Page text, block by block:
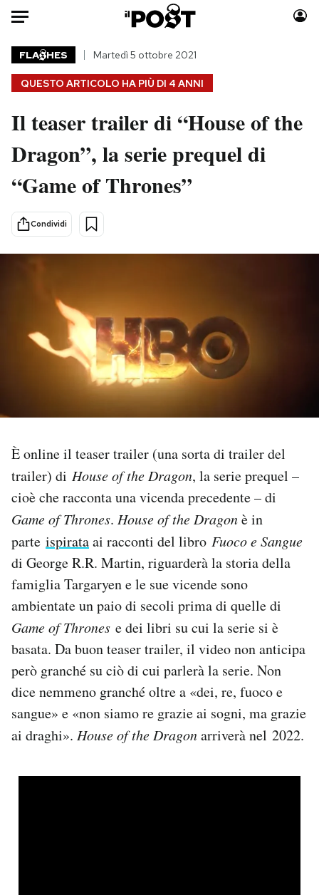
Auto
HOME
Italia
Politica
Tecnologia
Scienza
Moda
Consumismi
Storie/Idee
PODCAST
NEWSLETTER
CALENDARIO
AREA PERSONALE
Area Personale
Newsletter
Notifiche mobile
Regala il Post
Hai bisogno di aiuto?
QUESTO ARTICOLO HA PIÙ DI 4 ANNI
FLA HES Martedì 5 ottobre 2021
Il teaser trailer di “House of the
Dragon”, la serie prequel di
“Game of Thrones”
Condividi
È online il teaser trailer (una sorta di trailer del
trailer) di House of the Dragon, la serie prequel –
cioè che racconta una vicenda precedente – di
Game of Thrones. House of the Dragonè in
parte ispirataai racconti del libro Fuoco e Sangue
di George R.R. Martin, riguarderà la storia della
famiglia Targaryen e le sue vicende sono
ambientate un paio di secoli prima di quelle di
Game of Thrones e dei libri su cui la serie si è
basata. Da buon teaser trailer, il video non anticipa
però granché su ciò di cui parlerà la serie. Non
dice nemmeno granché oltre a «dei, re, fuoco e
sangue» e «non siamo re grazie ai sogni, ma grazie
ai draghi». House of the Dragonarriverà nel 2022.